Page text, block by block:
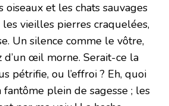
et les chats sauvages
les vieilles pierres craquelées,
Un silence comme le vôtre,
œil morne. Serait-ce la
pétrifie, ou l’effroi ? Eh, quoi
fantôme plein de sagesse ; les